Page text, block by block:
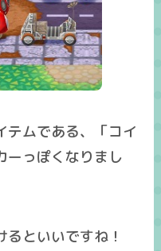
テムである、「コイ
ーっぽくなりまし
といいですね！